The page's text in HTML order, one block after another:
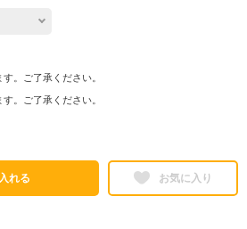
。ご了承ください。
。ご了承ください。
れる お気に入り